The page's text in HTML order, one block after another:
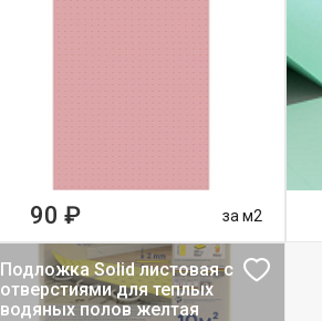
90 ₽ за м2
Подложка Solid листовая с
отверстиями для теплых
водяных полов желтая